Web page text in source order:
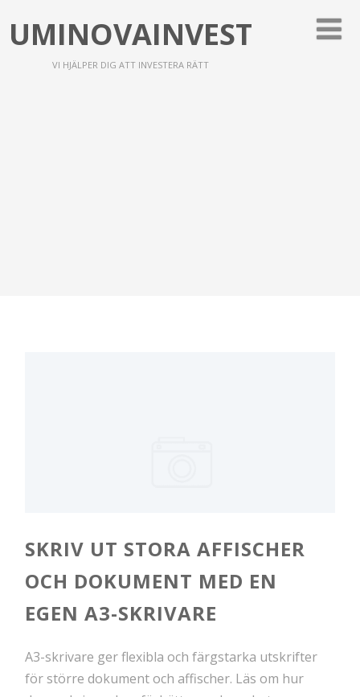
UMINOVAINVEST
VI HJÄLPER DIG ATT INVESTERA RÄTT
SKRIV UT STORA AFFISCHER
OCH DOKUMENT MED EN
EGEN A3-SKRIVARE
A3-skrivare ger flexibla och färgstarka utskrifter
för större dokument och affischer. Läs om hur